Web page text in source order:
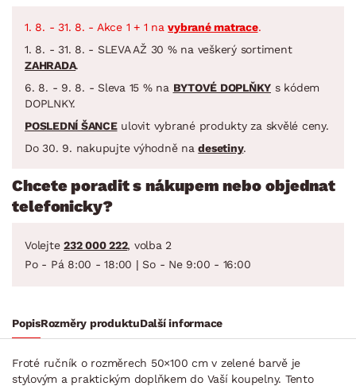
1. 8. - 31. 8. - Akce 1 + 1 navybrané matrace.
1. 8. - 31. 8. - SLEVA AŽ 30 % na veškerý sortiment
ZAHRADA.
6. 8. - 9. 8. - Sleva 15 % na BYTOVÉ DOPLŇKY s kódem
DOPLNKY.
POSLEDNÍ ŠANCEulovit vybrané produkty za skvělé ceny.
Do 30. 9. nakupujte výhodně nadesetiny.
Chcete poradit s nákupem nebo objednat
telefonicky?
Volejte 232 000 222, volba 2
Po - Pá 8:00 - 18:00 | So - Ne 9:00 - 16:00
PopisRozměry produktuDalší informace
Froté ručník o rozměrech 50×100 cm v zelené barvě je
stylovým a praktickým doplňkem do Vaší koupelny. Tento